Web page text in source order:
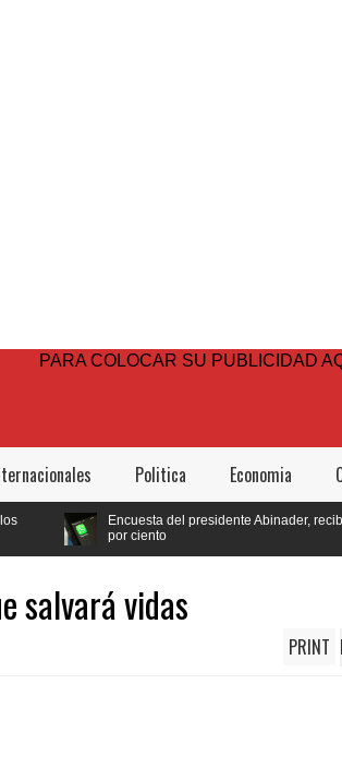
PARA COLOCAR SU PUBLICIDAD
Politica Economia
del presidente Abinader, recibe apoyo de la
salvará vidas
PRINT